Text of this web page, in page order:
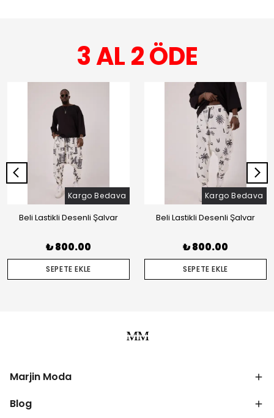
3 AL 2 ÖDE
Kargo Bedava
Beli Lastikli Desenli Şalvar
₺ 800.00
SEPETE EKLE
Kargo Bedava
Beli Lastikli Desenli Şalvar
₺ 800.00
SEPETE EKLE
Marjin Moda
Blog